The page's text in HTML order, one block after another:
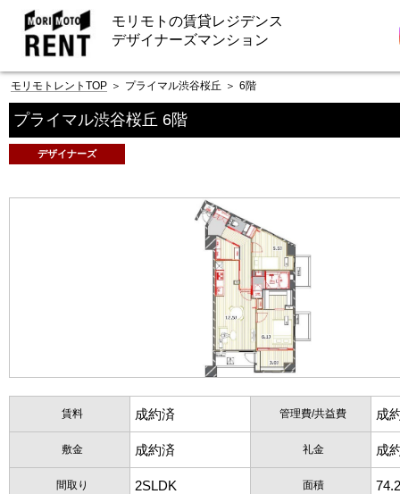
モリモトの賃貸レジデンス
デザイナーズマンション
モリモトレントTOP ＞ プライマル渋谷桜丘 ＞ 6階
プライマル渋谷桜丘 6階
デザイナーズ
賃料 成約済 管理費/共益費 成
敷金 成約済 礼金 成
間取り 2SLDK 面積